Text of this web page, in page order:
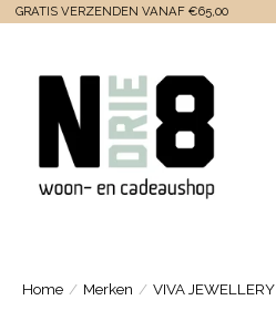
GRATIS VERZENDEN VANAF €65,00
Home / Merken / VIVA JEWELLERY